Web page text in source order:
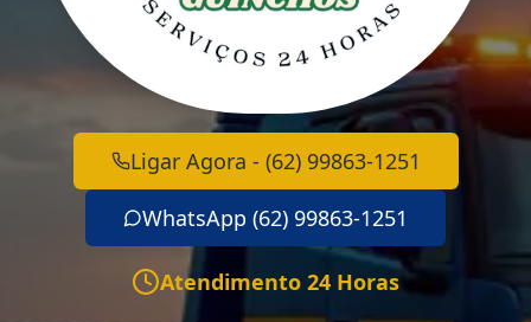
Ligar Agora - (62) 99863-1251
WhatsApp (62) 99863-1251
Atendimento 24 Horas